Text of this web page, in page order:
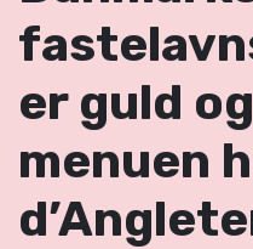
er guld
menuen